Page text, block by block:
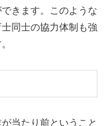
きます。このような
同士の協力体制も強
当たり前ということ